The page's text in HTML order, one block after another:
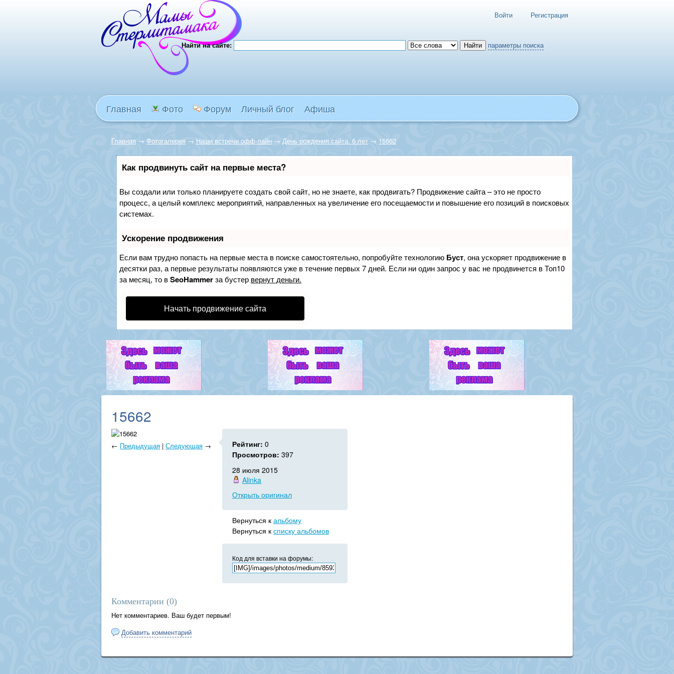
Войти Регистрация
Найти на сайте: параметры поиска
Главная Фото Форум Личный блог Афиша
Главная → Фотогалерея → Наши встречи офф-лайн → День рождения сайта. 6 лет → 15662
Как продвинуть сайт на первые места?
Вы создали или только планируете создать свой сайт, но не знаете, как продвигать? Продвижение сайта – это не просто
процесс, а целый комплекс мероприятий, направленных на увеличение его посещаемости и повышение его позиций в поисковых
системах.
Ускорение продвижения
Если вам трудно попасть на первые места в поиске самостоятельно, попробуйте технологию Буст, она ускоряет продвижение в
десятки раз, а первые результаты появляются уже в течение первых 7 дней. Если ни один запрос у вас не продвинется в Топ10
за месяц, то вSeoHammerза бустер вернут деньги.
Начать продвижение сайта
15662
← Предыдущая | Следующая → Рейтинг: 0
Просмотров: 397
28 июля 2015
Alinka
Открыть оригинал
Вернуться к альбому
Вернуться к списку альбомов
Код для вставки на форумы:
Комментарии (0)
Нет комментариев. Ваш будет первым!
Добавить комментарий